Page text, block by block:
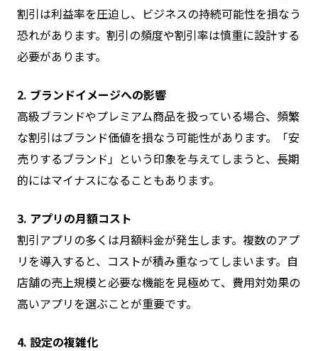
割引は利益率を圧迫し、ビジネスの持続可能性を損なう
恐れがあります。割引の頻度や割引率は慎重に設計する
必要があります。
2. ブランドイメージへの影響
高級ブランドやプレミアム商品を扱っている場合、頻繁
な割引はブランド価値を損なう可能性があります。「安
売りするブランド」という印象を与えてしまうと、長期
的にはマイナスになることもあります。
3. アプリの月額コスト
割引アプリの多くは月額料金が発生します。複数のアプ
リを導入すると、コストが積み重なってしまいます。自
店舗の売上規模と必要な機能を見極めて、費用対効果の
高いアプリを選ぶことが重要です。
4. 設定の複雑化